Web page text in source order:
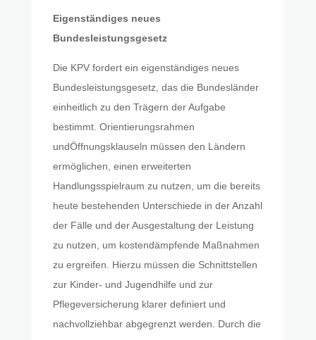
Eigenständiges neues
Bundesleistungsgesetz
Die KPV fordert ein eigenständiges neues
Bundesleistungsgesetz, das die Bundesländer
einheitlich zu den Trägern der Aufgabe
bestimmt. Orientierungsrahmen
undÖffnungsklauseln müssen den Ländern
ermöglichen, einen erweiterten
Handlungsspielraum zu nutzen, um die bereits
heute bestehenden Unterschiede in der Anzahl
der Fälle und der Ausgestaltung der Leistung
zu nutzen, um kostendämpfende Maßnahmen
zu ergreifen. Hierzu müssen die Schnittstellen
zur Kinder- und Jugendhilfe und zur
Pflegeversicherung klarer definiert und
nachvollziehbar abgegrenzt werden. Durch die